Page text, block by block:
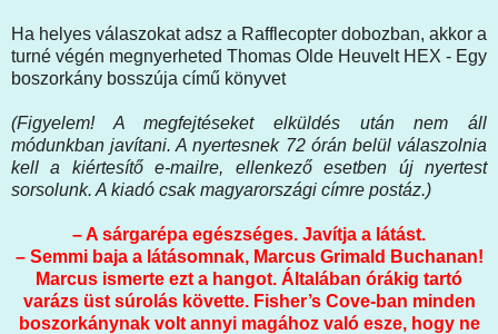
Ha helyes válaszokat adsz a Rafflecopter dobozban, akkor a
turné végén megnyerheted Thomas Olde Heuvelt HEX - Egy
boszorkány bosszúja című könyvet
(Figyelem! A megfejtéseket elküldés után nem áll
módunkban javítani. A nyertesnek 72 órán belül válaszolnia
kell a kiértesítő e-mailre, ellenkező esetben új nyertest
sorsolunk. A kiadó csak magyarországi címre postáz.)
– A sárgarépa egészséges. Javítja a látást.
– Semmi baja a látásomnak, Marcus Grimald Buchanan!
Marcus ismerte ezt a hangot. Általában órákig tartó
varázs üst súrolás követte. Fisher’s Cove-ban minden
boszorkánynak volt annyi magához való esze, hogy ne